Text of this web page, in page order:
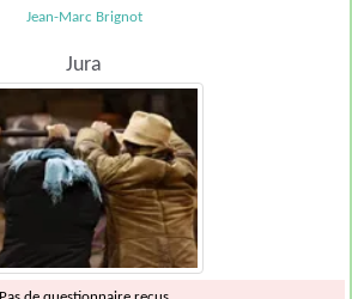
Jean-Marc Brignot
Jura